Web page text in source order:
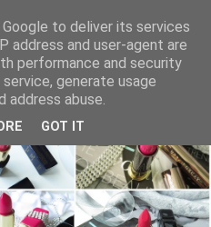
to deliver its services
address and user-agent are
performance and security
generate usage
abuse.
GOT IT